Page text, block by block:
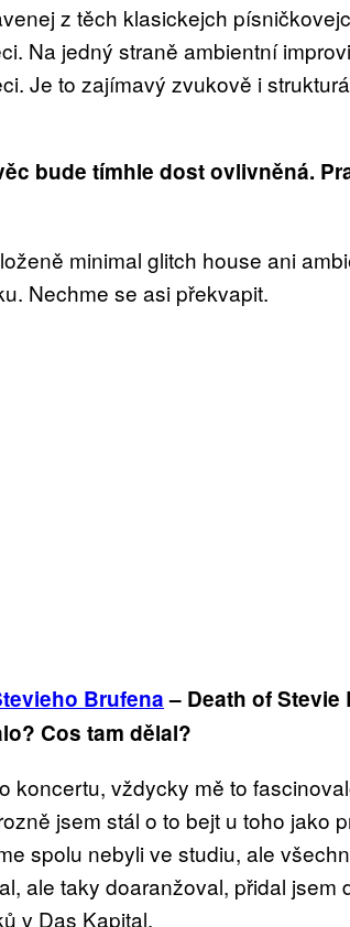
z těch klasickejch
Na jedný straně ambientní
Je to zajímavý zvukově i
bude tímhle dost ovlivněná.
minimal glitch house ani
Nechme se asi překvapit.
Brufena– Death of Stevie
Cos tam dělal?
koncertu, vždycky mě to
jsem stál o to bejt u toho jako
spolu nebyli ve studiu, ale
ale taky doaranžoval, přidal jsem
v Das Kapital.